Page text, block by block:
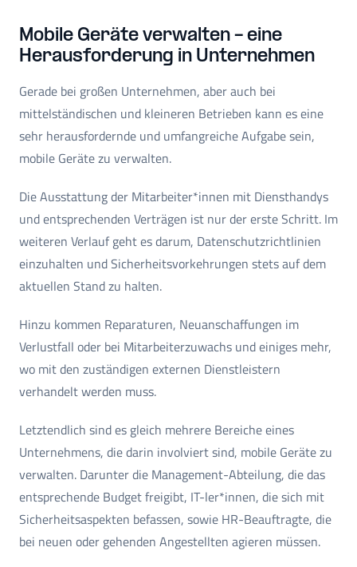
Mobile Geräte verwalten ‒ eine
Herausforderung in Unternehmen
Gerade bei großen Unternehmen, aber auch bei
mittelständischen und kleineren Betrieben kann es eine
sehr herausfordernde und umfangreiche Aufgabe sein,
mobile Geräte zu verwalten.
Die Ausstattung der Mitarbeiter*innen mit Diensthandys
und entsprechenden Verträgen ist nur der erste Schritt. Im
weiteren Verlauf geht es darum, Datenschutzrichtlinien
einzuhalten und Sicherheitsvorkehrungen stets auf dem
aktuellen Stand zu halten.
Hinzu kommen Reparaturen, Neuanschaffungen im
Verlustfall oder bei Mitarbeiterzuwachs und einiges mehr,
wo mit den zuständigen externen Dienstleistern
verhandelt werden muss.
Letztendlich sind es gleich mehrere Bereiche eines
Unternehmens, die darin involviert sind, mobile Geräte zu
verwalten. Darunter die Management-Abteilung, die das
entsprechende Budget freigibt, IT-ler*innen, die sich mit
Sicherheitsaspekten befassen, sowie HR-Beauftragte, die
bei neuen oder gehenden Angestellten agieren müssen.